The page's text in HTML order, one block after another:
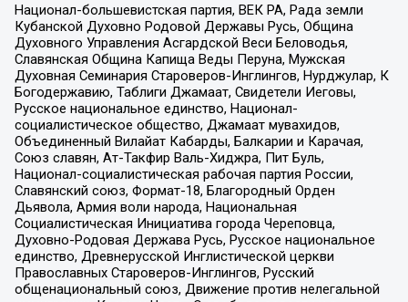
Национал-большевистская партия, ВЕК РА, Рада земли
Кубанской Духовно Родовой Державы Русь, Община
Духовного Управления Асгардской Веси Беловодья,
Славянская Община Капища Веды Перуна, Мужская
Духовная Семинария Староверов-Инглингов, Нурджулар, К
Богодержавию, Таблиги Джамаат, Свидетели Иеговы,
Русское национальное единство, Национал-
социалистическое общество, Джамаат мувахидов,
Объединенный Вилайат Кабарды, Балкарии и Карачая,
Союз славян, Ат-Такфир Валь-Хиджра, Пит Буль,
Национал-социалистическая рабочая партия России,
Славянский союз, Формат-18, Благородный Орден
Дьявола, Армия воли народа, Национальная
Социалистическая Инициатива города Череповца,
Духовно-Родовая Держава Русь, Русское национальное
единство, Древнерусской Инглистической церкви
Православных Староверов-Инглингов, Русский
общенациональный союз, Движение против нелегальной